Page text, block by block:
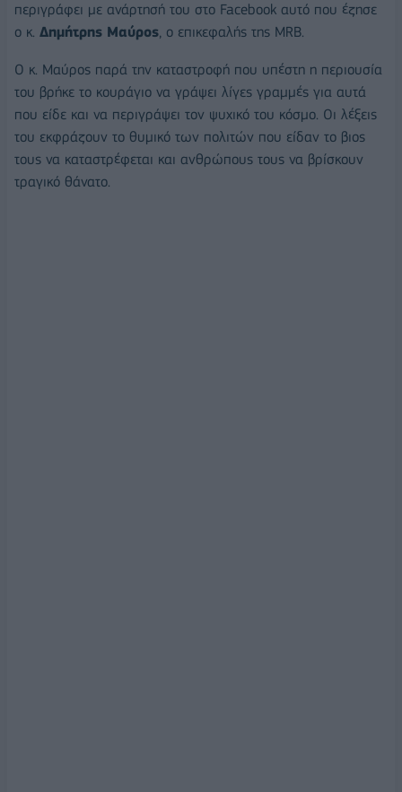
περιγράφει με ανάρτησή του στο Facebook αυτό που έζησε
ο κ. Δημήτρης Μαύρος, ο επικεφαλής της MRB.
Ο κ. Μαύρος παρά την καταστροφή που υπέστη η περιουσία
του βρήκε το κουράγιο να γράψει λίγες γραμμές για αυτά
που είδε και να περιγράψει τον ψυχικό του κόσμο. Οι λέξεις
του εκφράζουν το θυμικό των πολιτών που είδαν το βιος
τους να καταστρέφεται και ανθρώπους τους να βρίσκουν
τραγικό θάνατο.